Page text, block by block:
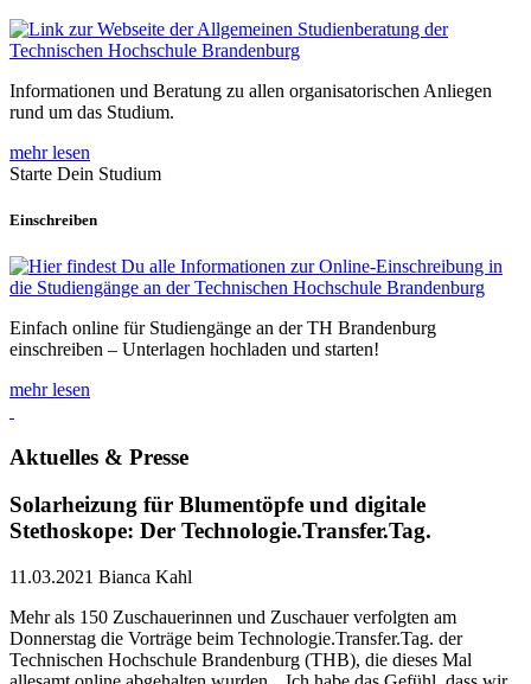
Informationen und Beratung zu allen organisatorischen Anliegen
rund um das Studium.
mehr lesen
Starte Dein Studium
Einschreiben
Einfach online für Studiengänge an der TH Brandenburg
einschreiben – Unterlagen hochladen und starten!
mehr lesen
Aktuelles & Presse
Solarheizung für Blumentöpfe und digitale
Stethoskope: Der Technologie.Transfer.Tag.
11.03.2021 Bianca Kahl
Mehr als 150 Zuschauerinnen und Zuschauer verfolgten am
Donnerstag die Vorträge beim Technologie.Transfer.Tag. der
Technischen Hochschule Brandenburg (THB), die dieses Mal